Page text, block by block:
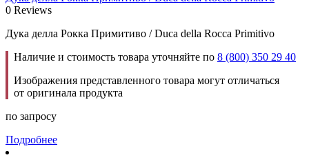
0 Reviews
Дука делла Рокка Примитиво / Duca della Rocca Primitivo
Наличие и стоимость товара уточняйте по 8 (800) 350 29 40
Изображения представленного товара могут отличаться
от оригинала продукта
по запросу
Подробнее